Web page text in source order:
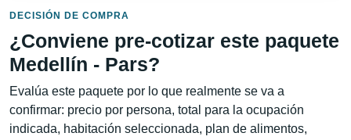
DECISIÓN DE COMPRA
¿Conviene pre-cotizar este paquete
Medellín - Pars?
Evalúa este paquete por lo que realmente se va a
confirmar: precio por persona, total para la ocupación
indicada, habitación seleccionada, plan de alimentos,